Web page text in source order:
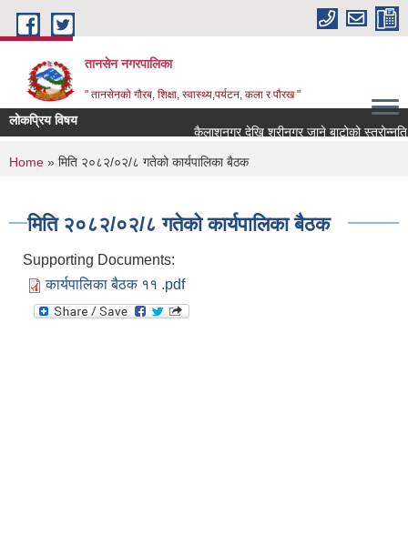
Skip to main content
तानसेन नगरपालिका
" तानसेनको गौरब, शिक्षा, स्वास्थ्य,पर्यटन, कला र पौरख "
लोकप्रिय विषय
You are here
Home » मिति २०८२/०२/८ गतेको कार्यपालिका बैठक
मिति २०८२/०२/८ गतेको कार्यपालिका बैठक
Supporting Documents:
कार्यपालिका बैठक ११ .pdf